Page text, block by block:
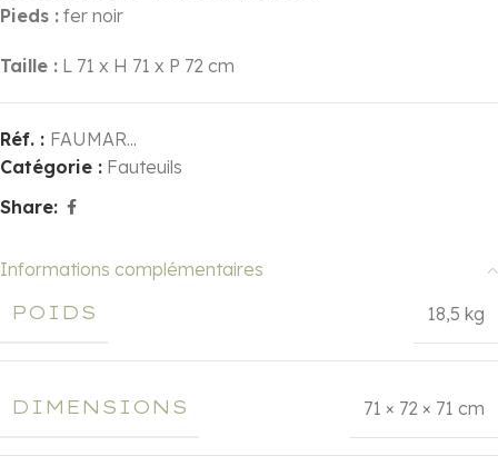
Pieds : fer noir
Taille : L 71 x H 71 x P 72 cm
Réf. : FAUMAR...
Catégorie : Fauteuils
Share:
Informations complémentaires
POIDS
18,5 kg
DIMENSIONS 71 × 72 × 71 cm